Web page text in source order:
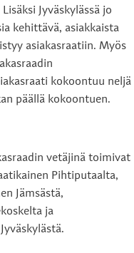
Jyväskylässä jo
kehittävä, asiakkaista
asiakasraatiin. Myös
kokoontuu neljä
päällä kokoontuen.
vetäjinä toimivat
Pihtiputaalta,
Jämsästä,
ja